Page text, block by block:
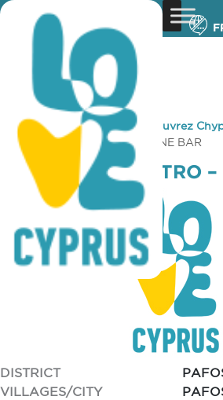
You are here: Home »Découvrez
BOULEVARD BISTRO – WINE BAR
BOULEVARD BISTRO
DISTRICT
VILLAGES/CITY